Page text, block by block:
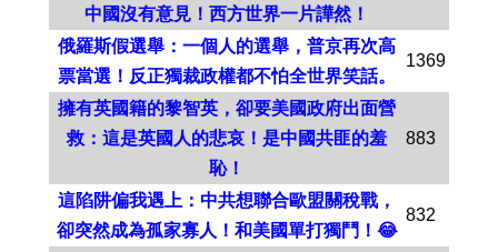
中國沒有意見！西方世界一片譁然！
俄羅斯假選舉：一個人的選舉，普京再次高
票當選！反正獨裁政權都不怕全世界笑話。
1369
擁有英國籍的黎智英，卻要美國政府出面營
救：這是英國人的悲哀！是中國共匪的羞
恥！
883
這陷阱偏我遇上：中共想聯合歐盟關稅戰，
卻突然成為孤家寡人！和美國單打獨鬥！😂
832